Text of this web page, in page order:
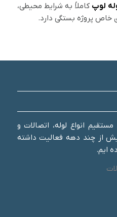
لوپ کاملاً به شرایط محیطی،
خاص پروژه بستگی دارد.
انواع لوله، اتصالات و
از چند دهه فعالیت داشته
ایم.